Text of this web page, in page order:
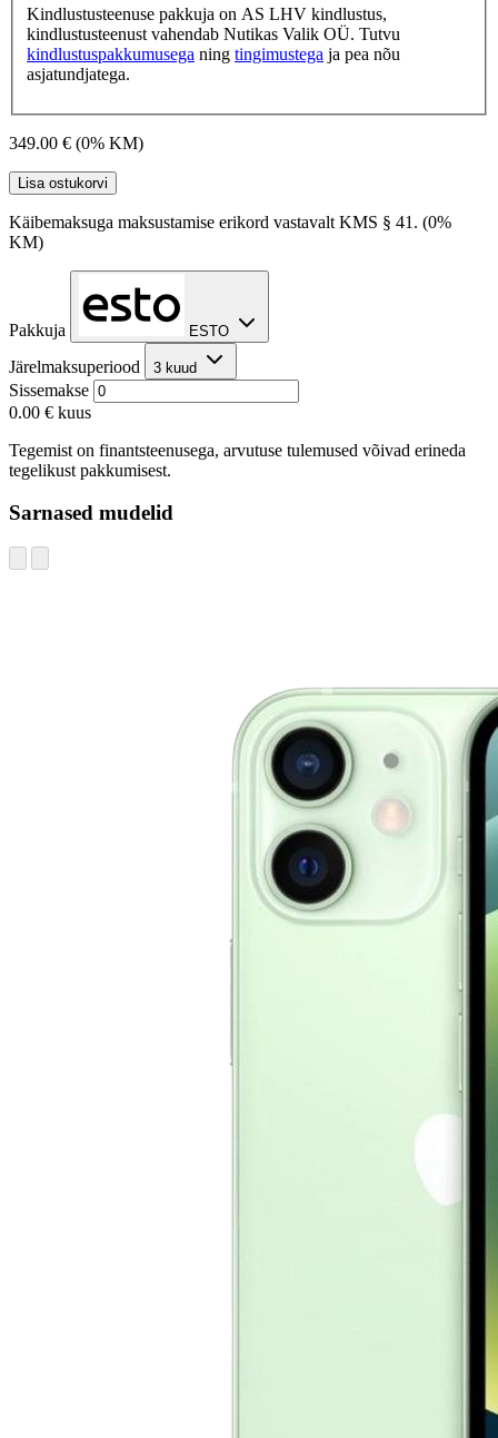
Kindlustusteenuse pakkuja on AS LHV kindlustus,
kindlustusteenust vahendab Nutikas Valik OÜ. Tutvu
kindlustuspakkumusega ning tingimustega ja pea nõu
asjatundjatega.
349.00 € (0% KM)
Lisa ostukorvi
Käibemaksuga maksustamise erikord vastavalt KMS § 41. (0%
KM)
Pakkuja ESTO
Järelmaksuperiood 3 kuud
Sissemakse
0.00 € kuus
Tegemist on finantsteenusega, arvutuse tulemused võivad erineda
tegelikust pakkumisest.
Sarnased mudelid